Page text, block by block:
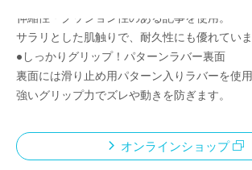
伸縮性・クッション性のある記事を使用。
サラリとした肌触りで、耐久性にも優れていま
●しっかりグリップ！パターンラバー裏面
裏面には滑り止め用パターン入りラバーを使用
強いグリップ力でズレや動きを防ぎます。
オンラインショップ